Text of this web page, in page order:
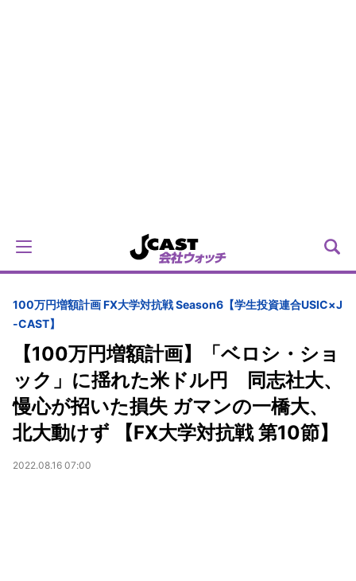
100万円増額計画 FX大学対抗戦 Season6【学生投資連合USIC×J
-CAST】
【100万円増額計画】「ベロシ・ショ
ック」に揺れた米ドル円 同志社大、
慢心が招いた損失 ガマンの一橋大、
北大動けず 【FX大学対抗戦 第10節】
2022.08.16 07:00